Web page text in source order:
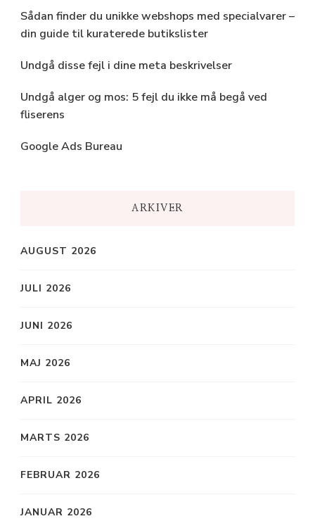
Sådan finder du unikke webshops med specialvarer –
din guide til kuraterede butikslister
Undgå disse fejl i dine meta beskrivelser
Undgå alger og mos: 5 fejl du ikke må begå ved
fliserens
Google Ads Bureau
ARKIVER
AUGUST 2026
JULI 2026
JUNI 2026
MAJ 2026
APRIL 2026
MARTS 2026
FEBRUAR 2026
JANUAR 2026